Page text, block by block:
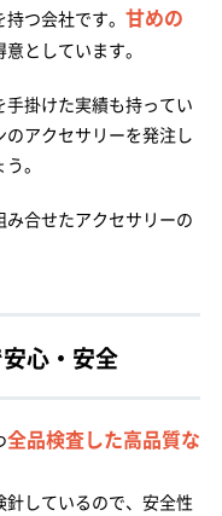
つ会社です。 甘めの
意としています。
掛けた実績も持ってい
アクセサリーを発注し
。
合せたアクセサリーの
心・安全
全品検査した高品質な
しているので、安全性